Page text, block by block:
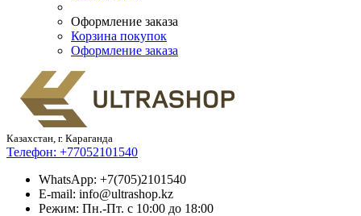
Оформление заказа
Корзина покупок
Оформление заказа
Казахстан, г. Караганда
Телефон: +77052101540
WhatsApp: +7(705)2101540
E-mail: info@ultrashop.kz
Режим: Пн.-Пт. с 10:00 до 18:00